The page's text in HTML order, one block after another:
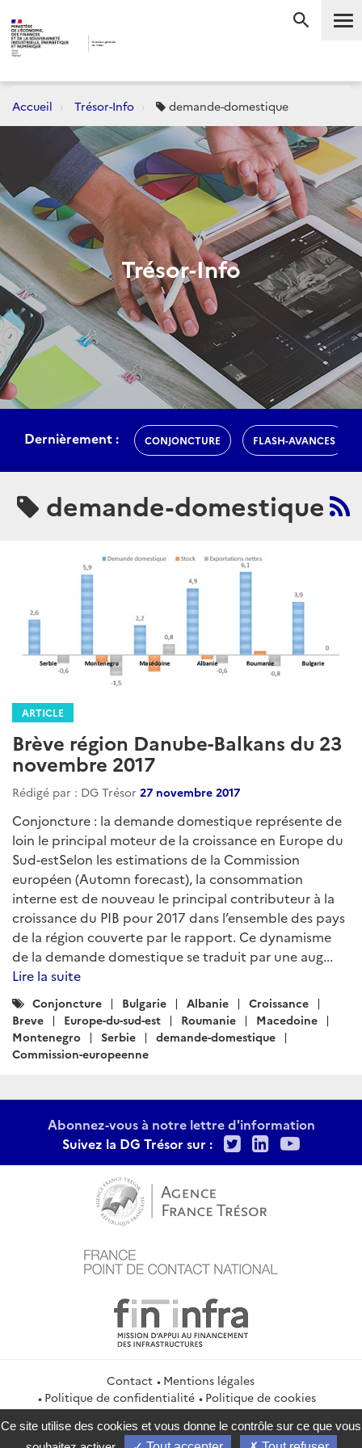
Accueil Trésor-Info demande-domestique
Trésor-Info
Dernièrement : CONJONCTURE FLASH-AVANCES
demande-domestique
ARTICLE
Brève région Danube-Balkans du 23
novembre 2017
Rédigé par : DG Trésor 27 novembre 2017
Conjoncture : la demande domestique représente de
loin le principal moteur de la croissance en Europe du
Sud-estSelon les estimations de la Commission
européen (Automn forecast), la consommation
interne est de nouveau le principal contributeur à la
croissance du PIB pour 2017 dans l’ensemble des pays
de la région couverte par le rapport. Ce dynamisme
de la demande domestique se traduit par une aug...
Lire la suite
Catégories
:
Conjoncture Bulgarie Albanie
Croissance
Breve
Europe-du-sud-est Roumanie
Macedoine
Montenegro
Serbie
demande-domestique
Commission-europeenne
Abonnez-vous à notre lettre d'information
Suivez la DG Trésor sur :
TwitterLinkedIn
Contact
Mentions légales
Politique de confidentialité
Politique de cookies
Gestion des cookies
Flux RSS
service-public.gouv.fr
legifrance.gouv.fr info.gouv.fr
Ce site utilise des cookies et vous donne le contrôle sur ce que vous